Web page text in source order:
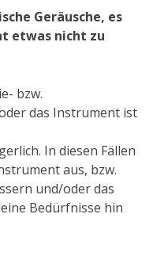
Geräusche, es
etwas nicht zu
bzw.
das Instrument ist
In diesen Fällen
aus, bzw.
und/oder das
Bedürfnisse hin